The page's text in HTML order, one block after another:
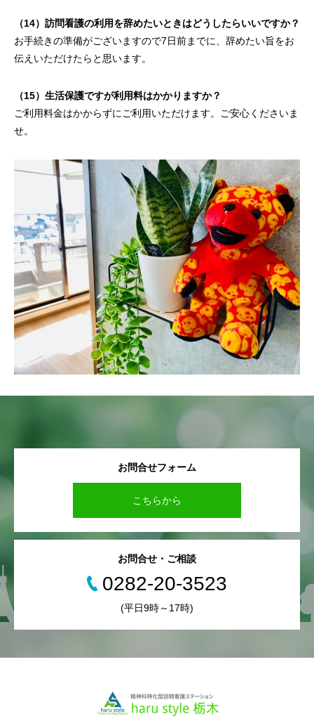
（14）訪問看護の利用を辞めたいときはどうしたらいいですか？
お手続きの準備がございますので7日前までに、辞めたい旨をお
伝えいただけたらと思います。
（15）生活保護ですが利用料はかかりますか？
ご利用料金はかからずにご利用いただけます。ご安心くださいま
せ。
お問合せフォーム
こちらから
お問合せ・ご相談
0282‐20‐3523
(平日9時～17時)